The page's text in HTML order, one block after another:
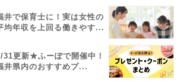
井で保育士に！実は女性の
均年収を上回る働きやす...
31更新★ふーぽで開催中！
井県内のおすすめプ...